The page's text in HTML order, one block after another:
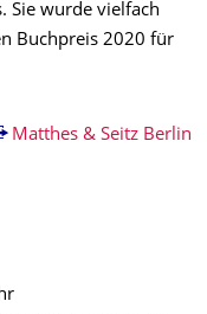
Sie wurde vielfach
Buchpreis 2020 für
Matthes & Seitz Berlin